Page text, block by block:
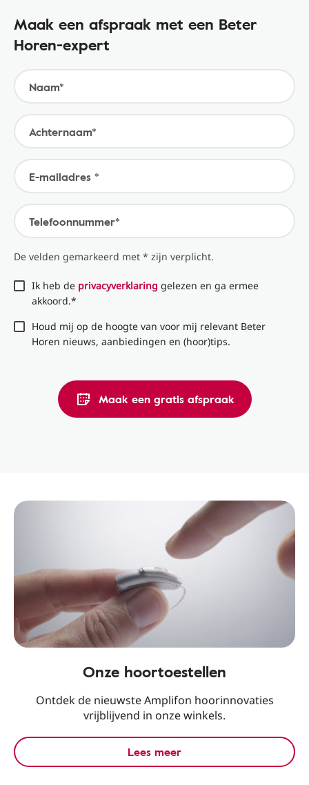
Maak een afspraak met een Beter
Horen-expert
Naam*
Achternaam*
E-mailadres *
Telefoonnummer*
De velden gemarkeerd met * zijn verplicht.
Ik heb de privacyverklaring gelezen en ga ermee
akkoord.*
Houd mij op de hoogte van voor mij relevant Beter
Horen nieuws, aanbiedingen en (hoor)tips.
Maak een gratis afspraak
Onze hoortoestellen
Ontdek de nieuwste Amplifon hoorinnovaties
vrijblijvend in onze winkels.
Lees meer